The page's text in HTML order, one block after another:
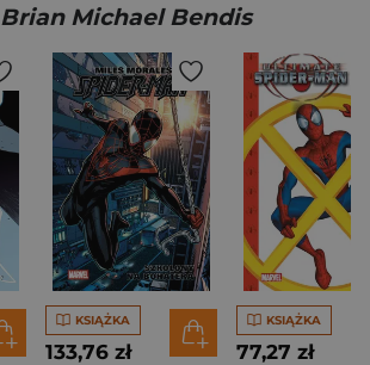
Brian Michael Bendis
KSIĄŻKA
133,76 zł
KSIĄŻKA
77,27 zł